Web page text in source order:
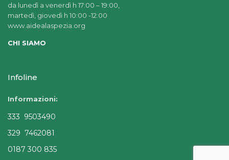
da lunedì a venerdì h 17:00 – 19:00,
martedì, giovedì h 10:00 -12:00
www.aidealaspezia.org
CHI SIAMO
Infoline
Informazioni:
333 9503490
329 7462081
0187 300 835